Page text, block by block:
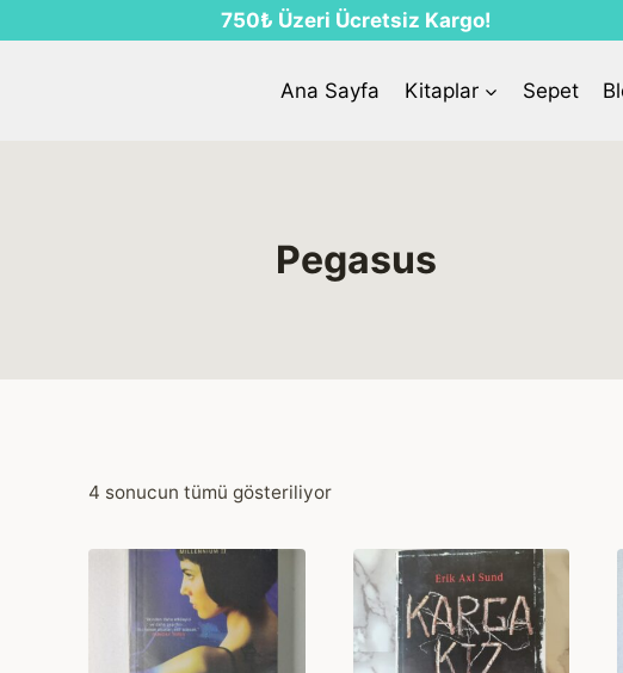
750₺ Üzeri Ücretsiz Kargo!
Ana Sayfa Kitaplar Sepet
Pegasus
4 sonucun tümü gösteriliyor